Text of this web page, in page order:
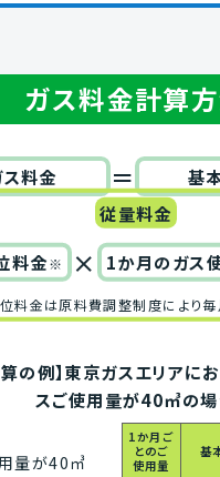
ガス料金計算
ス料金 ＝ 基
従量料金
料金※ × 1か月のガス
料金は原料費調整制度により毎
算の例】東京ガスエリアに
スご使用量が40㎥の
量が40㎥
1か月ご
とのご
使用量
基